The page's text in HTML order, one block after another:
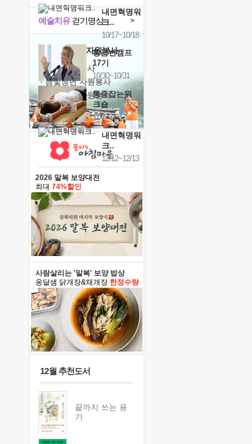
내면혁명워
크..
10/17~10/18
황금변캠프
17기
10/30~10/31
통증잡는워
크숍
11/7~11/8
내면혁명워
크..
12/12~12/13
예술치유걷기명상 >
'옹달샘의 꽃' 자원봉사
· 청년 자원봉사
· 금빛청년 자원봉사
· 음식연구 자원봉사
2026 말복 보양대전
최대 74%할인
사람살리는 '말복' 보양 밥상
옹달샘 닭개장&채개장 한정수량
12월 추천도서
끝까지 쓰는 용
기